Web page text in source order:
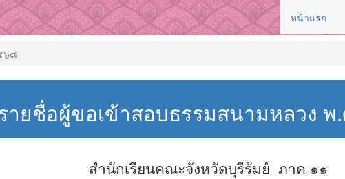
หน้าแรก
๖๘
ายชื่อผู้ขอเข้าสอบธรรมสนามหลวง
สำนักเรียนคณะจังหวัดบุรีรัมย์ ภาค ๑๑